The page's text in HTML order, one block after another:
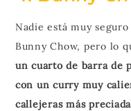
Nadie está muy
Bunny Chow, pero lo
un cuarto de barra de
con un curry muy
callejeras más